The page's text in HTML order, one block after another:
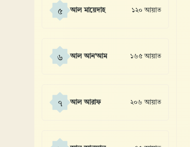
৫ আল মায়েদাহ ১২০ আয়াত
৬ আল আন'আম ১৬৫ আয়াত
৭ আল আরাফ ২০৬ আয়াত